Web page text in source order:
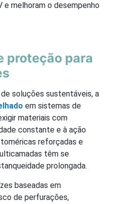
e melhoram o desempenho
proteção para
soluções sustentáveis, a
em sistemas de
materiais com
constante e à ação
reforçadas e
têm se
prolongada.
baseadas em
de perfurações,